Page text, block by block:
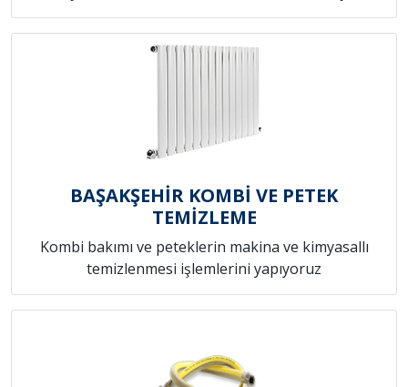
BAŞAKŞEHİR KOMBİ VE PETEK
TEMİZLEME
Kombi bakımı ve peteklerin makina ve kimyasallı
temizlenmesi işlemlerini yapıyoruz